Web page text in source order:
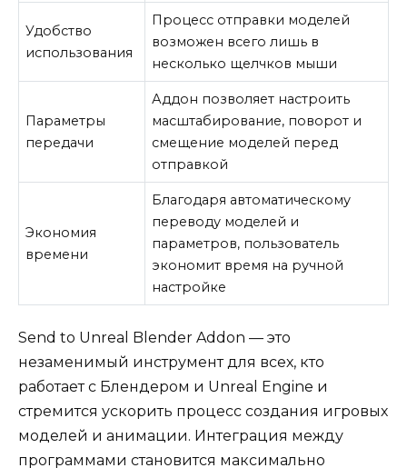
Удобство
использования
Процесс отправки моделей
возможен всего лишь в
несколько щелчков мыши
Параметры
передачи
Аддон позволяет настроить
масштабирование, поворот и
смещение моделей перед
отправкой
Экономия
времени
Благодаря автоматическому
переводу моделей и
параметров, пользователь
экономит время на ручной
настройке
Send to Unreal Blender Addon — это
незаменимый инструмент для всех, кто
работает с Блендером и Unreal Engine и
стремится ускорить процесс создания игровых
моделей и анимации. Интеграция между
программами становится максимально